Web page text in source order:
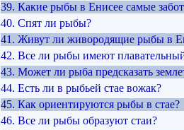
39. Какие рыбы в Енисее самые
40. Спят ли рыбы?
41. Живут ли живородящие рыбы в
42. Все ли рыбы имеют
43. Может ли рыба предсказать
44. Есть ли в рыбьей стае вожак?
45. Как ориентируются рыбы в стае?
46. Все ли рыбы образуют стаи?